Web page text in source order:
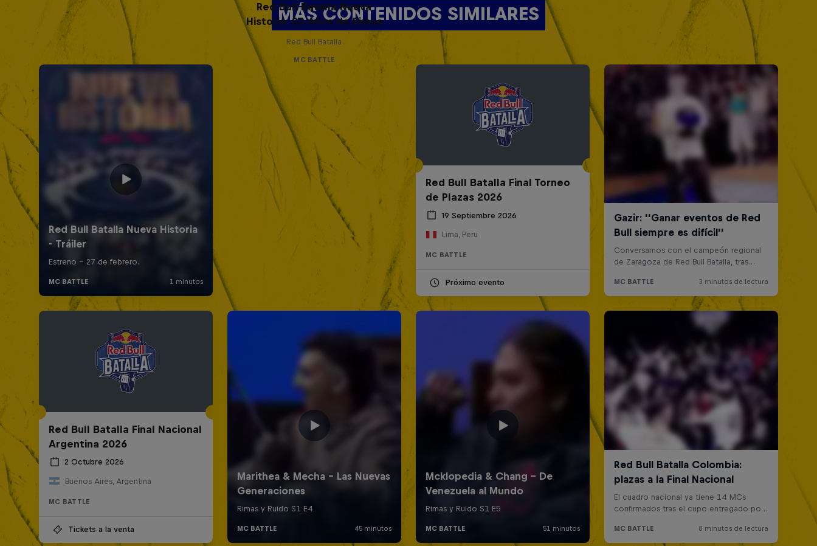
MÁS CONTENIDOS SIMILARES
Red Bull Batalla Nueva
Historia: 20 Años de Rimas
Red Bull Batalla
MC BATTLE
Red Bull Batalla Final Torneo
de Plazas 2026
19 Septiembre 2026
Lima, Peru
MC BATTLE
Próximo evento
Red Bull Batalla Final Nacional
Argentina 2026
2 Octubre 2026
Buenos Aires, Argentina
MC BATTLE
Tickets a la venta